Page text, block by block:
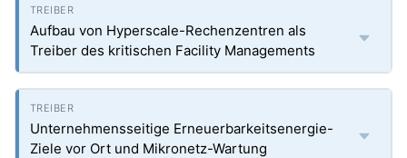
Aufbau von Hyperscale-Rechenzentren als
Treiber des kritischen Facility Managements
Unternehmensseitige Erneuerbarkeitsenergie-
Ziele vor Ort und Mikronetz-Wartung